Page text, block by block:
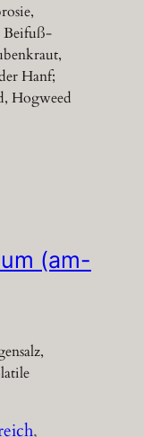
Beifuß-
Hanf;
Hogweed
(am-